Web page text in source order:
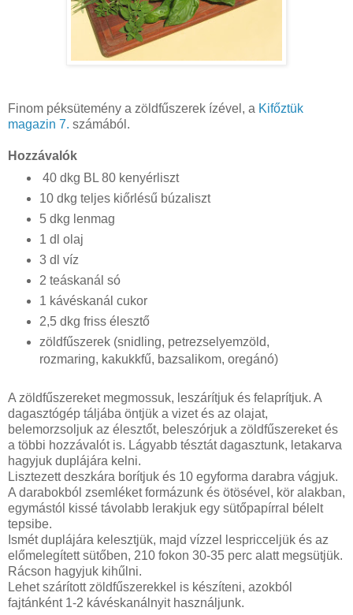
Finom péksütemény a zöldfűszerek ízével, a Kifőztük
magazin 7. számából.
Hozzávalók
40 dkg BL 80 kenyérliszt
10 dkg teljes kiőrlésű búzaliszt
5 dkg lenmag
1 dl olaj
3 dl víz
2 teáskanál só
1 kávéskanál cukor
2,5 dkg friss élesztő
zöldfűszerek (snidling, petrezselyemzöld,
rozmaring, kakukkfű, bazsalikom, oregánó)
A zöldfűszereket megmossuk, leszárítjuk és felaprítjuk. A
dagasztógép táljába öntjük a vizet és az olajat,
belemorzsoljuk az élesztőt, beleszórjuk a zöldfűszereket és
a többi hozzávalót is. Lágyabb tésztát dagasztunk, letakarva
hagyjuk duplájára kelni.
Lisztezett deszkára borítjuk és 10 egyforma darabra vágjuk.
A darabokból zsemléket formázunk és ötösével, kör alakban,
egymástól kissé távolabb lerakjuk egy sütőpapírral bélelt
tepsibe.
Ismét duplájára kelesztjük, majd vízzel lespricceljük és az
előmelegített sütőben, 210 fokon 30-35 perc alatt megsütjük.
Rácson hagyjuk kihűlni.
Lehet szárított zöldfűszerekkel is készíteni, azokból
fajtánként 1-2 kávéskanálnyit használjunk.